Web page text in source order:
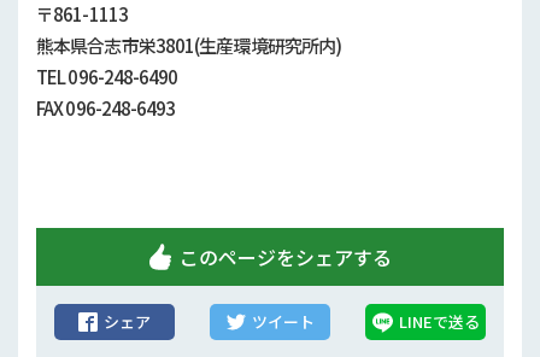
〒861-1113
熊本県合志市栄3801(生産環境研究所内)
TEL 096-248-6490
FAX 096-248-6493
このページをシェアする
シェア ツイート LINEで送る
農家紹介
農業コンクール大会